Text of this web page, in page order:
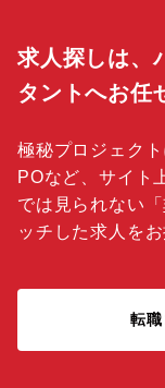
求人探しは、
タントへお任
極秘プロジェク
POなど、サイト
では見られない「
ッチした求人をお
転